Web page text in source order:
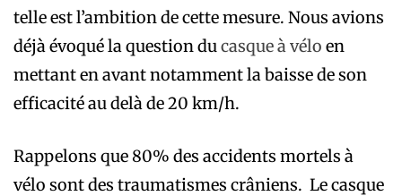
telle est l’ambition de cette mesure. Nous avions
déjà évoqué la question ducasque à vélo en
mettant en avant notamment la baisse de son
efficacité au delà de 20 km/h.
Rappelons que 80% des accidents mortels à
vélo sont des traumatismes crâniens. Le casque